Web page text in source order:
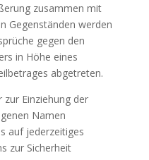
zusammen mit
Gegenständen werden
gegen den
in Höhe eines
abgetreten.
Einziehung der
Namen
auf jederzeitiges
zur Sicherheit